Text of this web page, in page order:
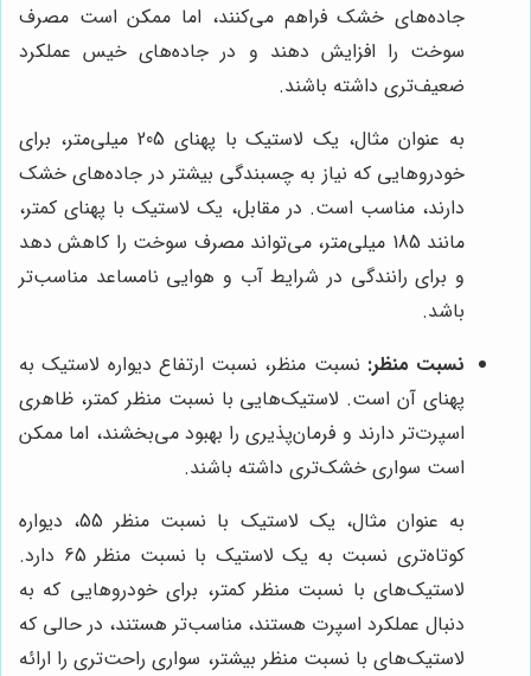
جاده‌های خشک فراهم می‌کنند، اما ممکن است مصرف
سوخت را افزایش دهند و در جاده‌های خیس عملکرد
ضعیف‌تری داشته باشند.
به عنوان مثال، یک لاستیک با پهنای 205 میلی‌متر، برای
خودروهایی که نیاز به چسبندگی بیشتر در جاده‌های خشک
دارند، مناسب است. در مقابل، یک لاستیک با پهنای کمتر،
مانند 185 میلی‌متر، می‌تواند مصرف سوخت را کاهش دهد
و برای رانندگی در شرایط آب و هوایی نامساعد مناسب‌تر
باشد.
نسبت منظر: نسبت منظر، نسبت ارتفاع دیواره لاستیک به
پهنای آن است. لاستیک‌هایی با نسبت منظر کمتر، ظاهری
اسپرت‌تر دارند و فرمان‌پذیری را بهبود می‌بخشند، اما ممکن
است سواری خشک‌تری داشته باشند.
به عنوان مثال، یک لاستیک با نسبت منظر 55، دیواره
کوتاه‌تری نسبت به یک لاستیک با نسبت منظر 65 دارد.
لاستیک‌های با نسبت منظر کمتر، برای خودروهایی که به
دنبال عملکرد اسپرت هستند، مناسب‌تر هستند، در حالی که
لاستیک‌های با نسبت منظر بیشتر، سواری راحت‌تری را ارائه